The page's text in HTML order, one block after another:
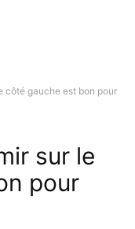
côté gauche est bon pour
sur le
pour